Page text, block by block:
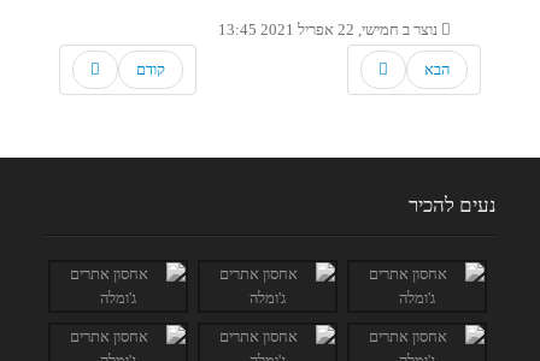
נוצר ב חמישי, 22 אפריל 2021 13:45
קודם הבא
נעים להכיר